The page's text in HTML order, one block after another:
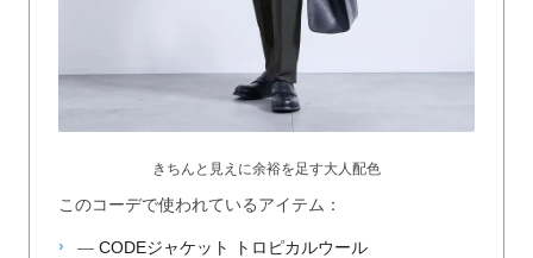
きちんと見えに余裕を足す大人配色
このコーデで使われているアイテム：
— CODEジャケット トロピカルウール